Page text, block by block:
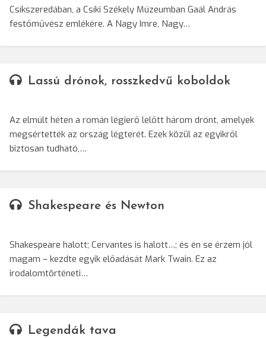
Csíkszeredában, a Csíki Székely Múzeumban Gaál András
festőművész emlékére. A Nagy Imre, Nagy…
Lassú drónok, rosszkedvű koboldok
Az elmúlt héten a román légierő lelőtt három drónt, amelyek
megsértették az ország légterét. Ezek közül az egyikről
biztosan tudható,…
Shakespeare és Newton
Shakespeare halott; Cervantes is halott…; és én se érzem jól
magam – kezdte egyik előadását Mark Twain. Ez az
irodalomtörténeti…
Legendák tava